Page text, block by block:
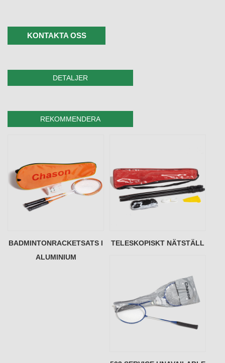
KONTAKTA OSS
DETALJER
REKOMMENDERA
BADMINTONRACKETSATS I
ALUMINIUM
TELESKOPISKT NÄTSTÄLL